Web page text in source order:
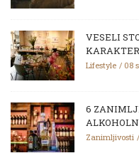
VESELI
Lifestyle 08
6
Zanimljivosti